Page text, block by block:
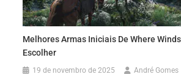
Melhores Armas Iniciais De Where Winds
Escolher
19 de novembro de 2025 André Gomes